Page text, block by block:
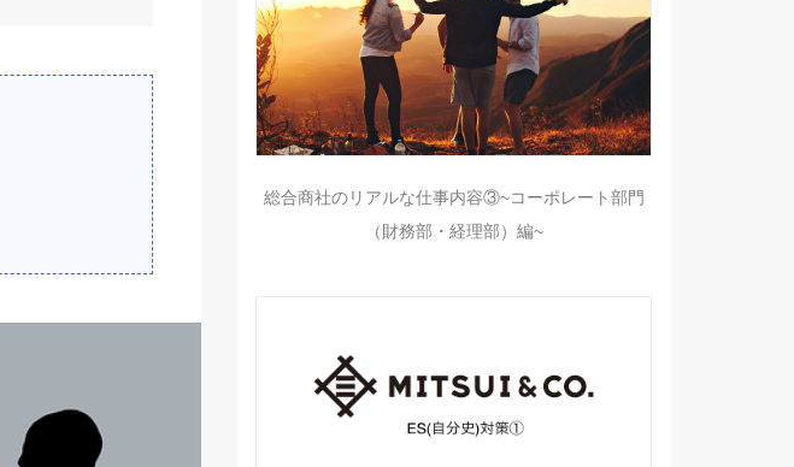
総合商社のリアルな仕事内容③~コーポレート部門
（財務部・経理部）編~